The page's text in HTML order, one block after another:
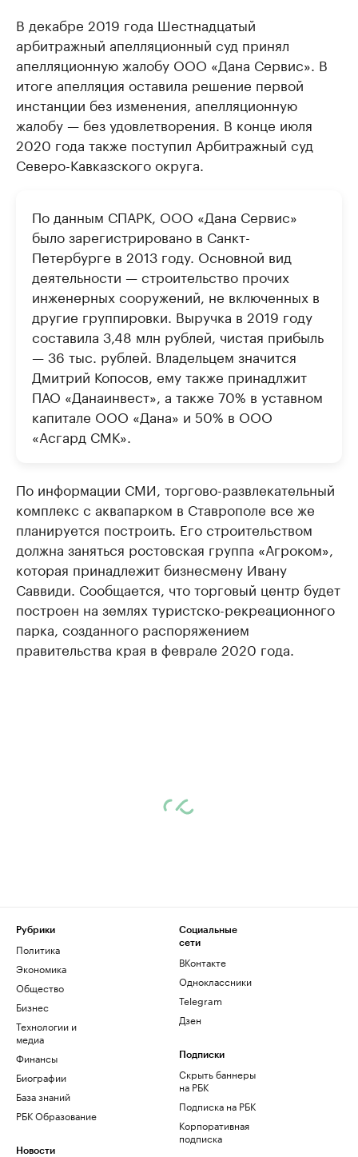
В декабре 2019 года Шестнадцатый
арбитражный апелляционный суд принял
апелляционную жалобу ООО «Дана Сервис». В
итоге апелляция оставила решение первой
инстанции без изменения, апелляционную
жалобу — без удовлетворения. В конце июля
2020 года также поступил Арбитражный суд
Северо-Кавказского округа.
По данным СПАРК, ООО «Дана Сервис»
было зарегистрировано в Санкт-
Петербурге в 2013 году. Основной вид
деятельности — строительство прочих
инженерных сооружений, не включенных в
другие группировки. Выручка в 2019 году
составила 3,48 млн рублей, чистая прибыль
— 36 тыс. рублей. Владельцем значится
Дмитрий Копосов, ему также принадлжит
ПАО «Данаинвест», а также 70% в уставном
капитале ООО «Дана» и 50% в ООО
«Асгард СМК».
По информации СМИ, торгово-развлекательный
комплекс с аквапарком в Ставрополе все же
планируется построить. Его строительством
должна заняться ростовская группа «Агроком»,
которая принадлежит бизнесмену Ивану
Саввиди. Сообщается, что торговый центр будет
построен на землях туристско-рекреационного
парка, созданного распоряжением
правительства края в феврале 2020 года.
Рубрики
Политика
Экономика
Общество
Бизнес
Технологии и
медиа
Финансы
Биографии
База знаний
РБК Образование
Новости
Социальные
сети
ВКонтакте
Одноклассники
Telegram
Дзен
Подписки
Скрыть баннеры
на РБК
Подписка на РБК
Корпоративная
подписка